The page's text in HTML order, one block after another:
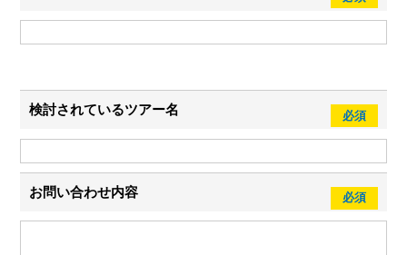
検討されているツアー名
お問い合わせ内容